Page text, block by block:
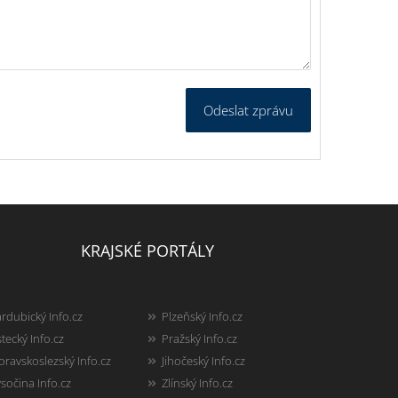
Odeslat zprávu
KRAJSKÉ PORTÁLY
Info.cz
Info.cz
Info.cz
Info.cz
Plzeňský Info.cz
Pražský Info.cz
Jihočeský Info.cz
Zlínský Info.cz